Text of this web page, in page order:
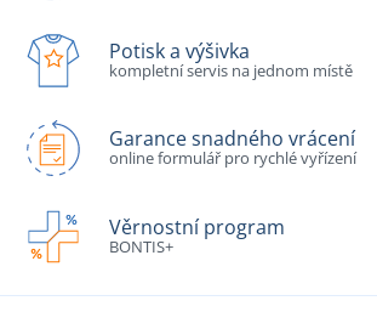
Potisk a výšivka
kompletní servis na jednom místě
Garance snadného vrácení
online formulář pro rychlé vyřízení
Věrnostní program
BONTIS+